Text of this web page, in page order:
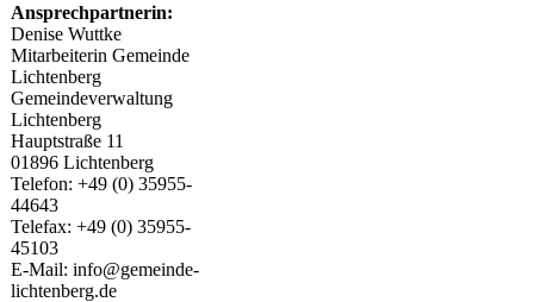
Ansprechpartnerin:
Denise Wuttke
Mitarbeiterin Gemeinde
Lichtenberg
Gemeindeverwaltung
Lichtenberg
Hauptstraße 11
01896 Lichtenberg
Telefon: +49 (0) 35955-
44643
Telefax: +49 (0) 35955-
45103
E-Mail: info@gemeinde-
lichtenberg.de